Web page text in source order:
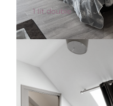
1 lit double